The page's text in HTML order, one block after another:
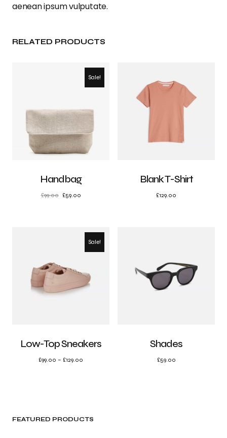
aenean ipsum vulputate.
RELATED PRODUCTS
Sale!
Handbag
£99.00 £59.00
Blank T-Shirt
£129.00
Sale!
Low-Top Sneakers
£99.00 – £129.00
Shades
£59.00
FEATURED PRODUCTS